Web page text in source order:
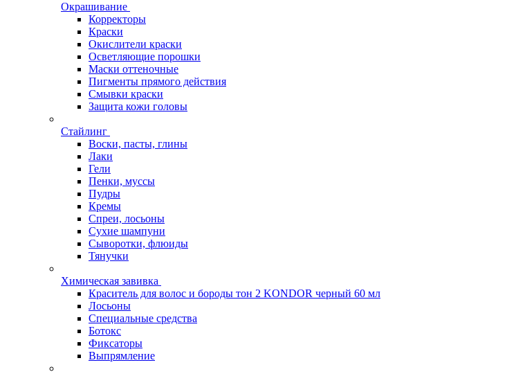
Окрашивание
Корректоры
Краски
Окислители краски
Осветляющие порошки
Маски оттеночные
Пигменты прямого действия
Смывки краски
Защита кожи головы
Стайлинг
Воски, пасты, глины
Лаки
Гели
Пенки, муссы
Пудры
Кремы
Спреи, лосьоны
Сухие шампуни
Сыворотки, флюиды
Тянучки
Химическая завивка
Краситель для волос и бороды тон 2 KONDOR черный 60 мл
Лосьоны
Специальные средства
Ботокс
Фиксаторы
Выпрямление